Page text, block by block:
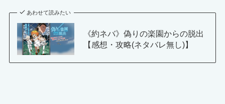
あわせて読みたい
《約ネバ》偽りの楽園からの脱出
【感想・攻略(ネタバレ無し)】